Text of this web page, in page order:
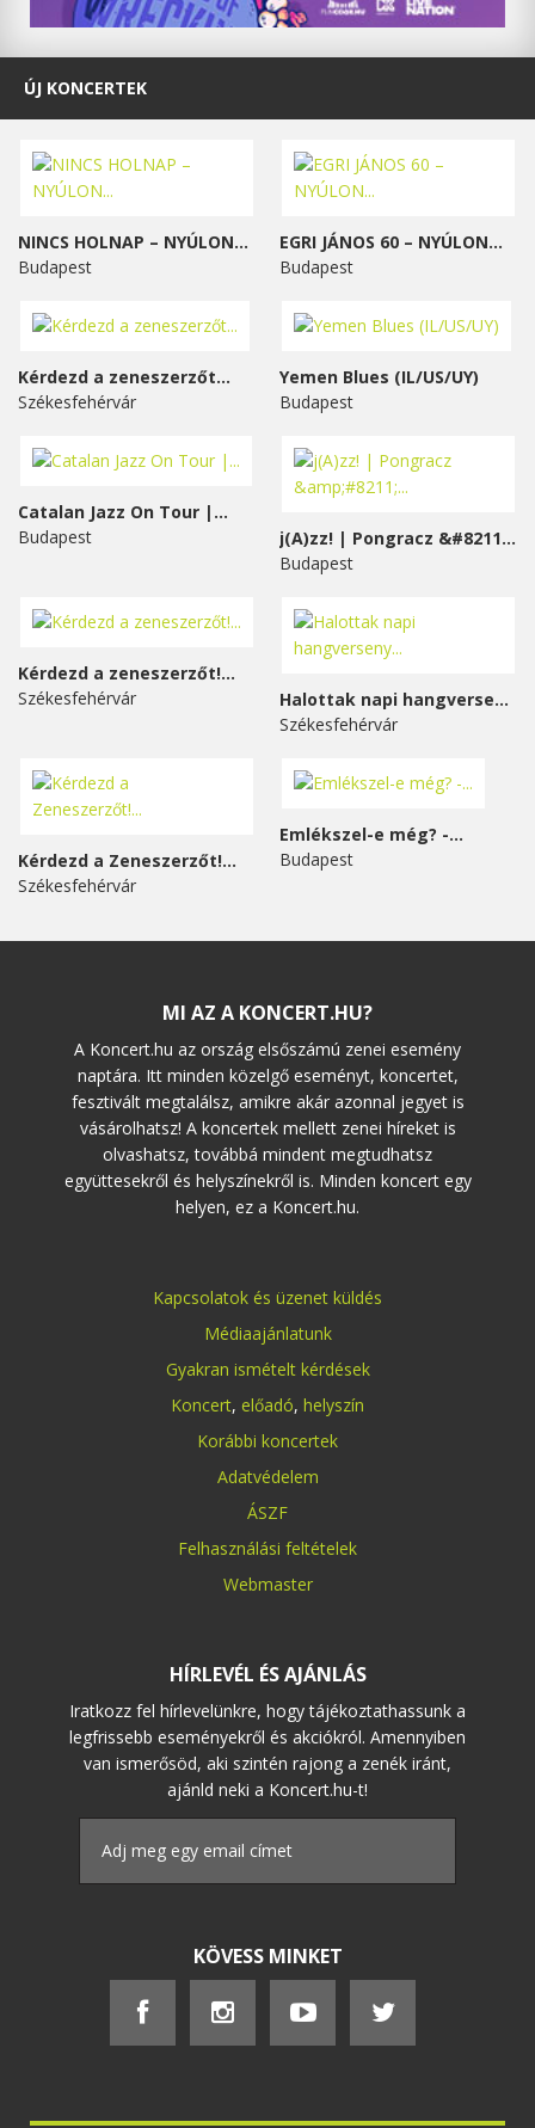
ÚJ KONCERTEK
NINCS HOLNAP – NYÚLON...
Budapest
EGRI JÁNOS 60 – NYÚLON...
Budapest
Kérdezd a zeneszerzőt...
Székesfehérvár
Yemen Blues (IL/US/UY)
Budapest
Catalan Jazz On Tour |...
Budapest
j(A)zz! | Pongracz &#8211;...
Budapest
Kérdezd a zeneszerzőt!...
Székesfehérvár
Halottak napi hangverseny...
Székesfehérvár
Kérdezd a Zeneszerzőt!...
Székesfehérvár
Emlékszel-e még? -...
Budapest
MI AZ A KONCERT.HU?
A Koncert.hu az ország elsőszámú zenei esemény
naptára. Itt minden közelgő eseményt, koncertet,
fesztivált megtalálsz, amikre akár azonnal jegyet is
vásárolhatsz! A koncertek mellett zenei híreket is
olvashatsz, továbbá mindent megtudhatsz
együttesekről és helyszínekről is. Minden koncert egy
helyen, ez a Koncert.hu.
Kapcsolatok és üzenet küldés
Médiaajánlatunk
Gyakran ismételt kérdések
Koncert, előadó, helyszín
Korábbi koncertek
Adatvédelem
ÁSZF
Felhasználási feltételek
Webmaster
HÍRLEVÉL ÉS AJÁNLÁS
Iratkozz fel hírlevelünkre, hogy tájékoztathassunk a
legfrissebb eseményekről és akciókról. Amennyiben
van ismerősöd, aki szintén rajong a zenék iránt,
ajánld neki a Koncert.hu-t!
KÖVESS MINKET